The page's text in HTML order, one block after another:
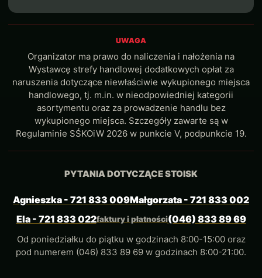
UWAGA
Organizator ma prawo do naliczenia i nałożenia na
Wystawcę strefy handlowej dodatkowych opłat za
naruszenia dotyczące niewłaściwie wykupionego miejsca
handlowego, tj. m.in. w nieodpowiedniej kategorii
asortymentu oraz za prowadzenie handlu bez
wykupionego miejsca. Szczegóły zawarte są w
Regulaminie SŚKOiW 2026 w punkcie V, podpunkcie 19.
PYTANIA DOTYCZĄCE STOISK
Agnieszka - 721 833 009Małgorzata - 721 833 002
Ela - 721 833 022faktury i płatności(046) 833 89 69
Od poniedziałku do piątku w godzinach 8:00-15:00 oraz
pod numerem (046) 833 89 69 w godzinach 8:00-21:00.